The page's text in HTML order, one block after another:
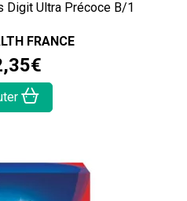
Digit Ultra Précoce B/1
FRANCE
,35€